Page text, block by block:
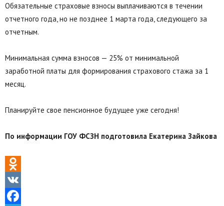
Обязательные страховые взносы выплачиваются в течении
отчетного года, но не позднее 1 марта года, следующего за
отчетным.
Минимальная сумма взносов — 25% от минимальной
заработной платы для формирования страхового стажа за 1
месяц.
Планируйте свое пенсионное будущее уже сегодня!
По информации ГОУ ФСЗН подготовила Екатерина Зайкова
Odnoklassniki
VK